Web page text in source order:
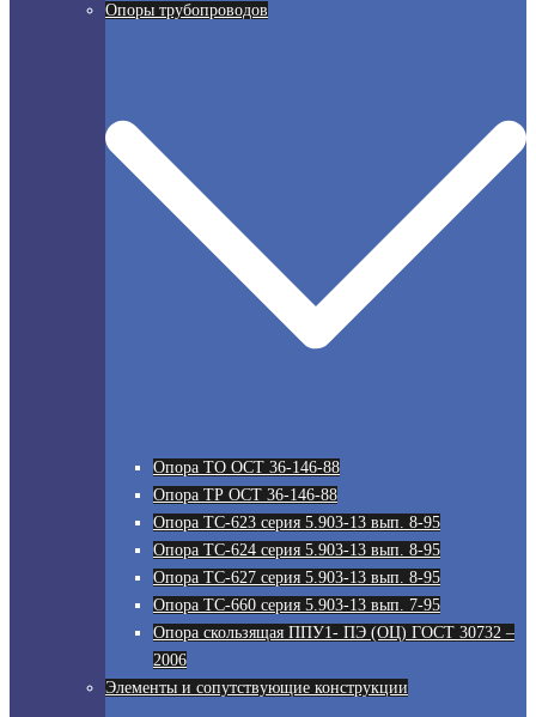
Опоры трубопроводов
Опора ТО ОСТ 36-146-88
Опора ТР ОСТ 36-146-88
Опора ТС-623 серия 5.903-13 вып. 8-95
Опора ТС-624 серия 5.903-13 вып. 8-95
Опора ТС-627 серия 5.903-13 вып. 8-95
Опора ТС-660 серия 5.903-13 вып. 7-95
Опора скользящая ППУ1- ПЭ (ОЦ) ГОСТ 30732 –
2006
Элементы и сопутствующие конструкции